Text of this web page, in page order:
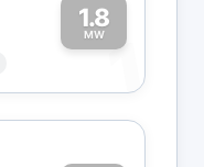
1.8
MW1